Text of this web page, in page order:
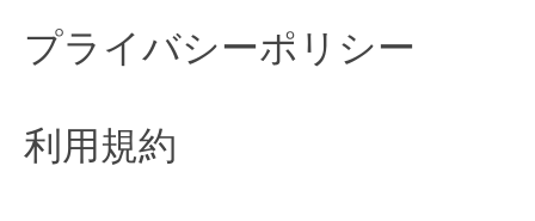
プライバシーポリシー
利用規約